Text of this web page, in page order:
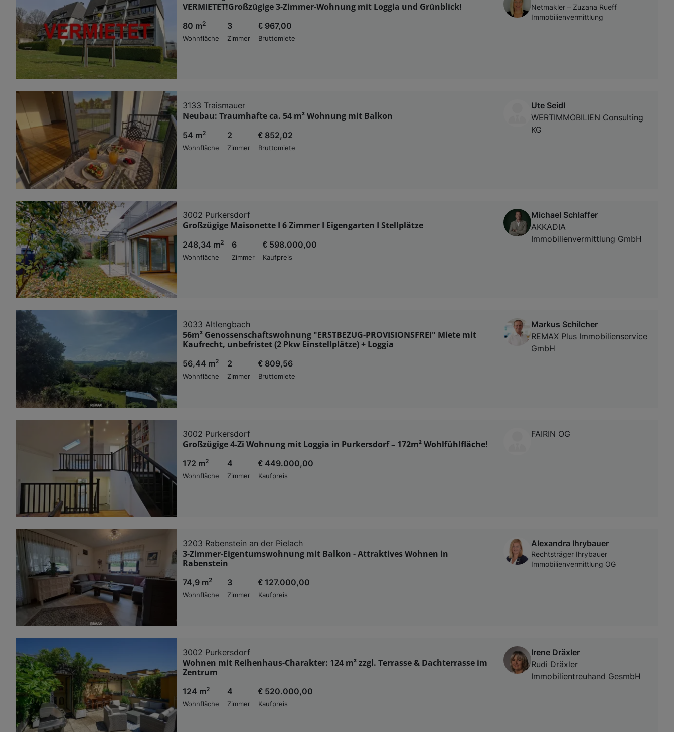
VERMIETET!Großzügige 3-Zimmer-Wohnung mit Loggia und Grünblick!
80 m2
Wohnfläche
3
Zimmer
€ 967,00
Bruttomiete
Netmakler – Zuzana Rueff
Immobilienvermittlung
3133 Traismauer
Neubau: Traumhafte ca. 54 m² Wohnung mit Balkon
54 m2
Wohnfläche
2
Zimmer
€ 852,02
Bruttomiete
Ute Seidl
WERTIMMOBILIEN Consulting
KG
3002 Purkersdorf
Großzügige Maisonette I 6 Zimmer I Eigengarten I Stellplätze
248,34 m2
Wohnfläche
6
Zimmer
€ 598.000,00
Kaufpreis
Michael Schlaffer
AKKADIA
Immobilienvermittlung GmbH
3033 Altlengbach
56m² Genossenschaftswohnung "ERSTBEZUG-PROVISIONSFREI" Miete mit
Kaufrecht, unbefristet (2 Pkw Einstellplätze) + Loggia
56,44 m2
Wohnfläche
2
Zimmer
€ 809,56
Bruttomiete
Markus Schilcher
REMAX Plus Immobilienservice
GmbH
3002 Purkersdorf
Großzügige 4-Zi Wohnung mit Loggia in Purkersdorf – 172m² Wohlfühlfläche!
172 m2
Wohnfläche
4
Zimmer
€ 449.000,00
Kaufpreis
FAIRIN OG
3203 Rabenstein an der Pielach
3-Zimmer-Eigentumswohnung mit Balkon - Attraktives Wohnen in
Rabenstein
74,9 m2
Wohnfläche
3
Zimmer
€ 127.000,00
Kaufpreis
Alexandra Ihrybauer
Rechtsträger Ihrybauer
Immobilienvermittlung OG
3002 Purkersdorf
Wohnen mit Reihenhaus-Charakter: 124 m² zzgl. Terrasse & Dachterrasse im
Zentrum
124 m2
Wohnfläche
4
Zimmer
€ 520.000,00
Kaufpreis
Irene Dräxler
Rudi Dräxler
Immobilientreuhand GesmbH